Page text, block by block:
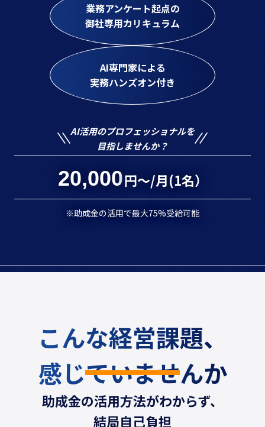
20,000円〜/月(1名）
※助成金の活用で最大75%受給可能
業務アンケート起点の
御社専用カリキュラム
AI専門家による
実務ハンズオン付き
AI活用のプロフェッショナルを
目指しませんか？
こんな経営課題、
感じていませんか
助成金の活用方法がわからず、
結局自己負担